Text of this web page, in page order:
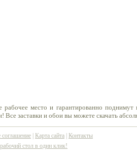
место и гарантированно поднимут
Все заставки и обои вы можете скачать
соглашение Карта сайта
Контакты
стол в один клик!